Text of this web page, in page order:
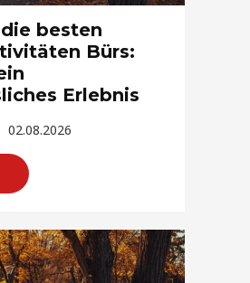
besten
Bürs:
Erlebnis
02.08.2026